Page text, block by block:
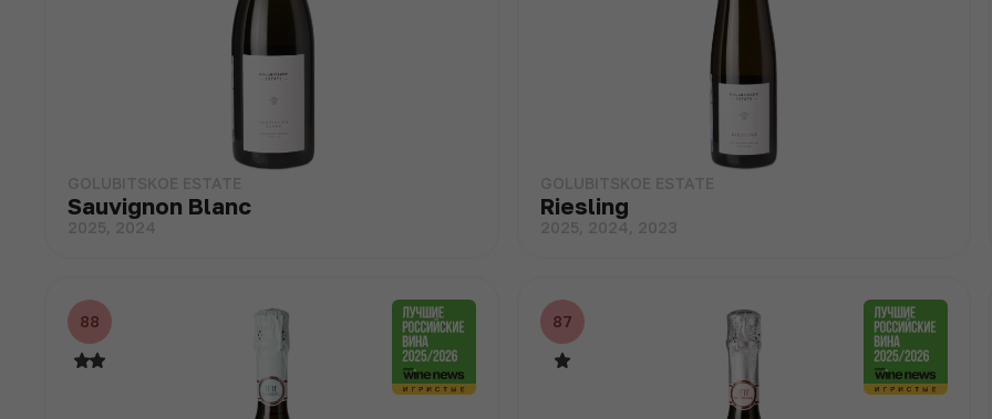
GOLUBITSKOE ESTATE
Sauvignon Blanc
2025, 2024
GOLUBITSKOE ESTATE
Riesling
2025, 2024, 2023
88 87